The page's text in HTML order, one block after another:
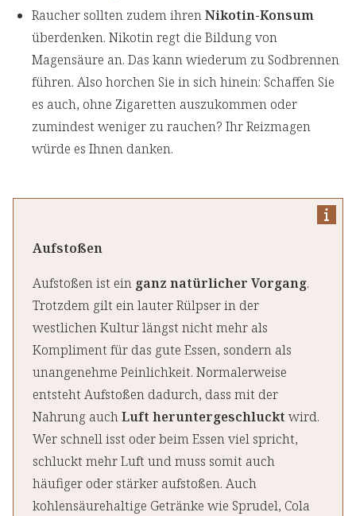
Raucher sollten zudem ihrenNikotin-Konsum
überdenken. Nikotin regt die Bildung von
Magensäure an. Das kann wiederum zu Sodbrennen
führen. Also horchen Sie in sich hinein: Schaffen Sie
es auch, ohne Zigaretten auszukommen oder
zumindest weniger zu rauchen? Ihr Reizmagen
würde es Ihnen danken.
Aufstoßen
Aufstoßen ist ein ganz natürlicher Vorgang.
Trotzdem gilt ein lauter Rülpser in der
westlichen Kultur längst nicht mehr als
Kompliment für das gute Essen, sondern als
unangenehme Peinlichkeit. Normalerweise
entsteht Aufstoßen dadurch, dass mit der
Nahrung auchLuft heruntergeschluckt wird.
Wer schnell isst oder beim Essen viel spricht,
schluckt mehr Luft und muss somit auch
häufiger oder stärker aufstoßen. Auch
kohlensäurehaltige Getränke wie Sprudel, Cola